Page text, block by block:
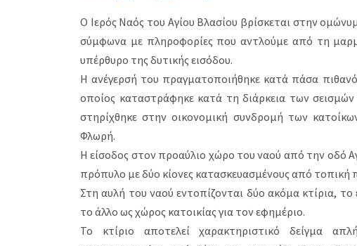
Ο Ιερός Ναός του Αγίου Βλασίου βρίσκεται στην
σύμφωνα με πληροφορίες που αντλούμε από τη
υπέρθυρο της δυτικής εισόδου.
Η ανέγερσή του πραγματοποιήθηκε κατά πάσα
οποίος καταστράφηκε κατά τη διάρκεια των
στηρίχθηκε στην οικονομική συνδρομή των
Φλωρή.
Η είσοδος στον προαύλιο χώρο του ναού από την οδό
πρόπυλο με δύο κίονες κατασκευασμένους από τοπική
Στη αυλή του ναού εντοπίζονται δύο ακόμα κτίρια,
το άλλο ως χώρος κατοικίας για τον εφημέριο.
Το κτίριο αποτελεί χαρακτηριστικό δείγμα